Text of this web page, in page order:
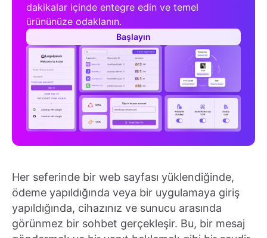
dakikalar içinde entegre edin ve temel
ürününüze odaklanın.
Başlayın
Her seferinde bir web sayfası yüklendiğinde,
ödeme yapıldığında veya bir uygulamaya giriş
yapıldığında, cihazınız ve sunucu arasında
görünmez bir sohbet gerçekleşir. Bu, bir mesaj